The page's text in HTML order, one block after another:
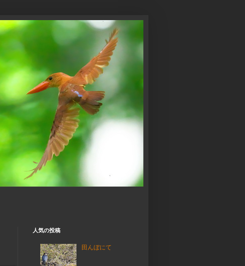
人気の投稿
田んぼにて